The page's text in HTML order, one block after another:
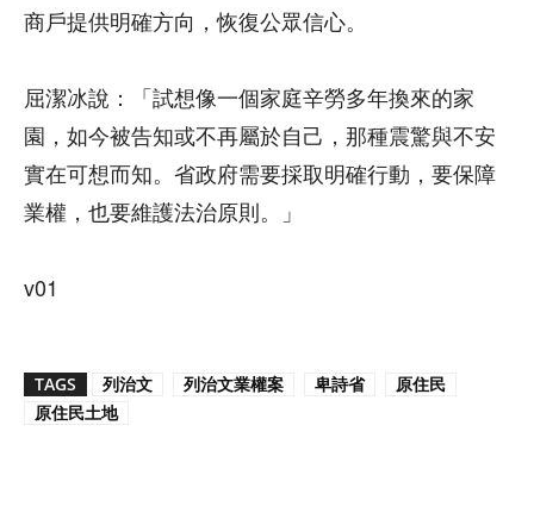
商戶提供明確方向，恢復公眾信心。
屈潔冰說：「試想像一個家庭辛勞多年換來的家
園，如今被告知或不再屬於自己，那種震驚與不安
實在可想而知。省政府需要採取明確行動，要保障
業權，也要維護法治原則。」
v01
TAGS 列治文 列治文業權案 卑詩省
原住民
原住民土地